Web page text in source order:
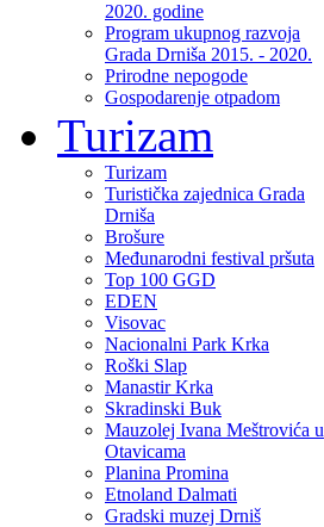
2020. godine
Program ukupnog razvoja
Grada Drniša 2015. - 2020.
Prirodne nepogode
Gospodarenje otpadom
Turizam
Turizam
Turistička zajednica Grada
Drniša
Brošure
Međunarodni festival pršuta
Top 100 GGD
EDEN
Visovac
Nacionalni Park Krka
Roški Slap
Manastir Krka
Skradinski Buk
Mauzolej Ivana Meštrovića u
Otavicama
Planina Promina
Etnoland Dalmati
Gradski muzej Drniš